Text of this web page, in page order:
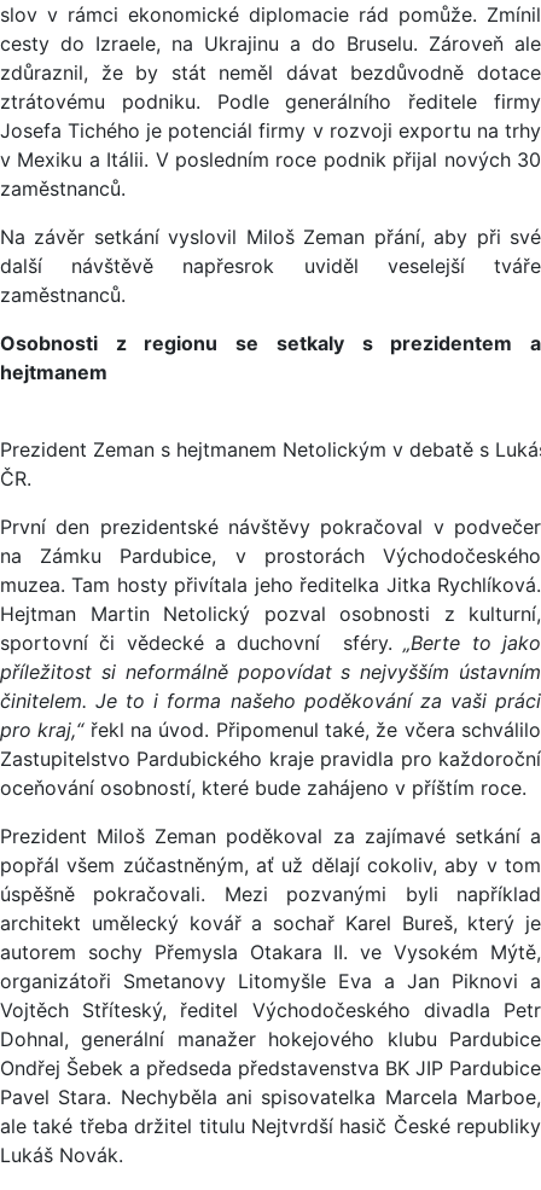
slov v rámci ekonomické diplomacie rád pomůže. Zmínil
cesty do Izraele, na Ukrajinu a do Bruselu. Zároveň ale
zdůraznil, že by stát neměl dávat bezdůvodně dotace
ztrátovému podniku. Podle generálního ředitele firmy
Josefa Tichého je potenciál firmy v rozvoji exportu na trhy
v Mexiku a Itálii. V posledním roce podnik přijal nových 30
zaměstnanců.
Na závěr setkání vyslovil Miloš Zeman přání, aby při své
další návštěvě napřesrok uviděl veselejší tváře
zaměstnanců.
Osobnosti z regionu se setkaly s prezidentem a
hejtmanem
Prezident Zeman s hejtmanem Netolickým v debatě s
ČR.
První den prezidentské návštěvy pokračoval v podvečer
na Zámku Pardubice, v prostorách Východočeského
muzea. Tam hosty přivítala jeho ředitelka Jitka Rychlíková.
Hejtman Martin Netolický pozval osobnosti z kulturní,
sportovní či vědecké a duchovní sféry.„Berte to jako
příležitost si neformálně popovídat s nejvyšším ústavním
činitelem. Je to i forma našeho poděkování za vaši práci
pro kraj,“řekl na úvod. Připomenul také, že včera schválilo
Zastupitelstvo Pardubického kraje pravidla pro každoroční
oceňování osobností, které bude zahájeno v příštím roce.
Prezident Miloš Zeman poděkoval za zajímavé setkání a
popřál všem zúčastněným, ať už dělají cokoliv, aby v tom
úspěšně pokračovali. Mezi pozvanými byli například
architekt umělecký kovář a sochař Karel Bureš, který je
autorem sochy Přemysla Otakara II. ve Vysokém Mýtě,
organizátoři Smetanovy Litomyšle Eva a Jan Piknovi a
Vojtěch Stříteský, ředitel Východočeského divadla Petr
Dohnal, generální manažer hokejového klubu Pardubice
Ondřej Šebek a předseda představenstva BK JIP Pardubice
Pavel Stara. Nechyběla ani spisovatelka Marcela Marboe,
ale také třeba držitel titulu Nejtvrdší hasič České republiky
Lukáš Novák.